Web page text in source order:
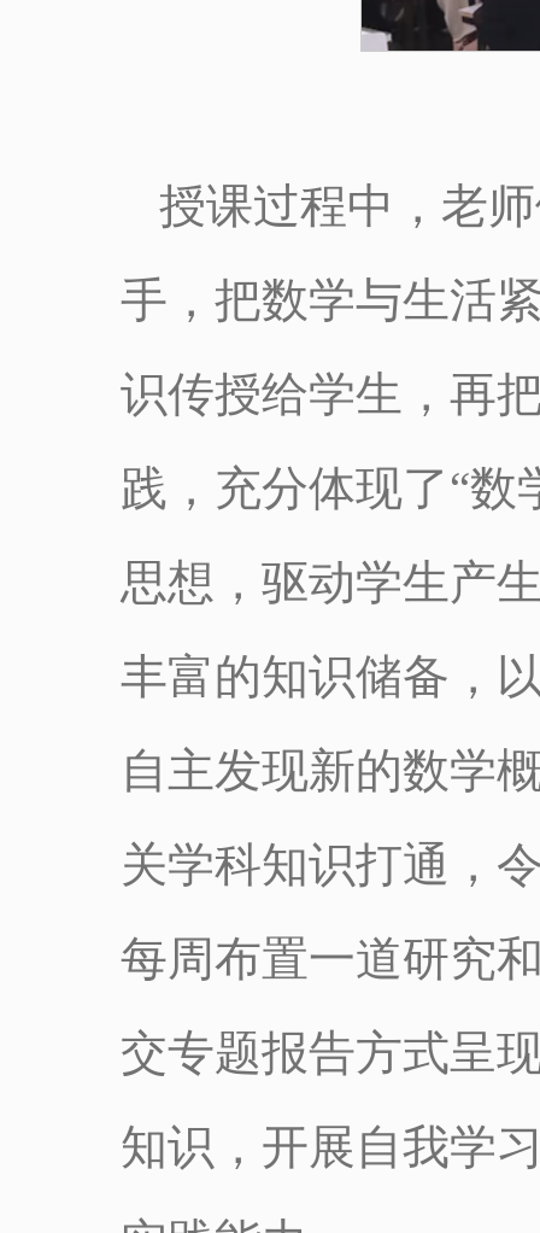
授课过程中，老
手，把数学与生活
识传授给学生，再
践，充分体现了“
思想，驱动学生产
丰富的知识储备，
自主发现新的数学
关学科知识打通，
每周布置一道研究
交专题报告方式呈
知识，开展自我学